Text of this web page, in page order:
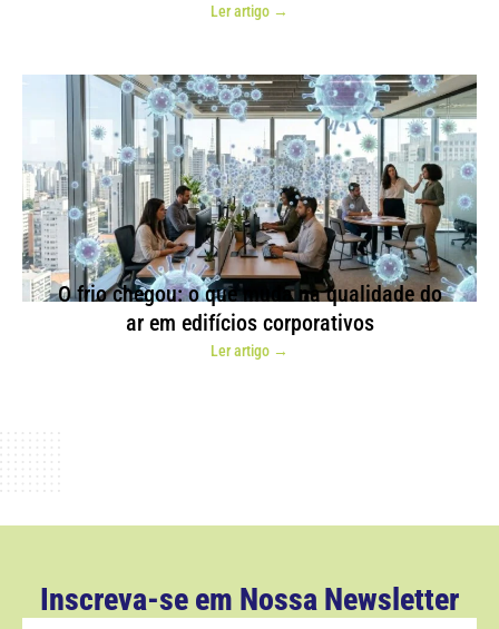
Ler artigo →
O frio chegou: o que muda na qualidade do
ar em edifícios corporativos
Ler artigo →
Inscreva-se em Nossa Newsletter